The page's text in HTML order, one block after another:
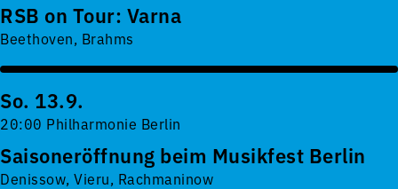
RSB on Tour: Varna
Beethoven, Brahms
So. 13.9.
20:00 Philharmonie Berlin
Saisoneröffnung beim Musikfest Berlin
Denissow, Vieru, Rachmaninow